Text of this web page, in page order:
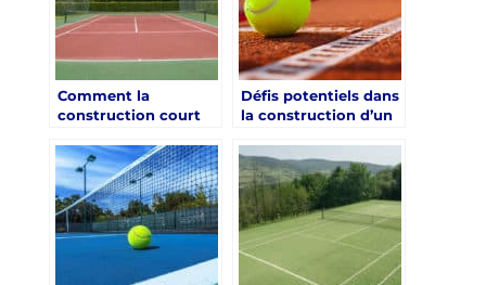
Comment la
construction court
peut-elle être alignée
avec les initiatives de
développement
touristique de la ville
dans le Var ?
Défis potentiels dans
la construction d’un
Toulon dans le Var